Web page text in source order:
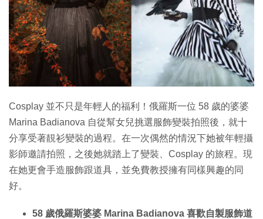
Cosplay 並不只是年輕人的福利！俄羅斯一位 58 歲的婆婆
Marina Badianova 自從幫女兒挑選服飾變裝拍照後，就十
分享受著靚衫變裝的過程。在一次偶然的情況下她被年輕攝
影師邀請拍照，之後她就踏上了變裝、Cosplay 的旅程。現
在她更會手造服飾跟道具，並免費教授擁有同樣興趣的同
好。
58 歲俄羅斯婆婆 Marina Badianova 喜歡自製服飾道